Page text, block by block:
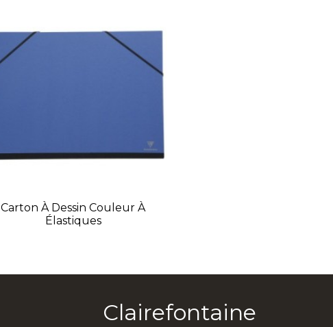
Carton À Dessin Couleur À
Élastiques
Clairefontaine